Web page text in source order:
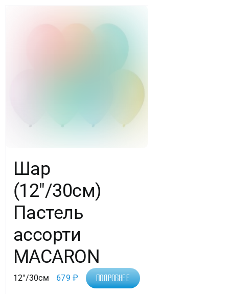
ЗВЕЗДА
Шар
(12″/30см)
Пастель
ассорти
MACARON
12"/30см 679₽ Подробнее